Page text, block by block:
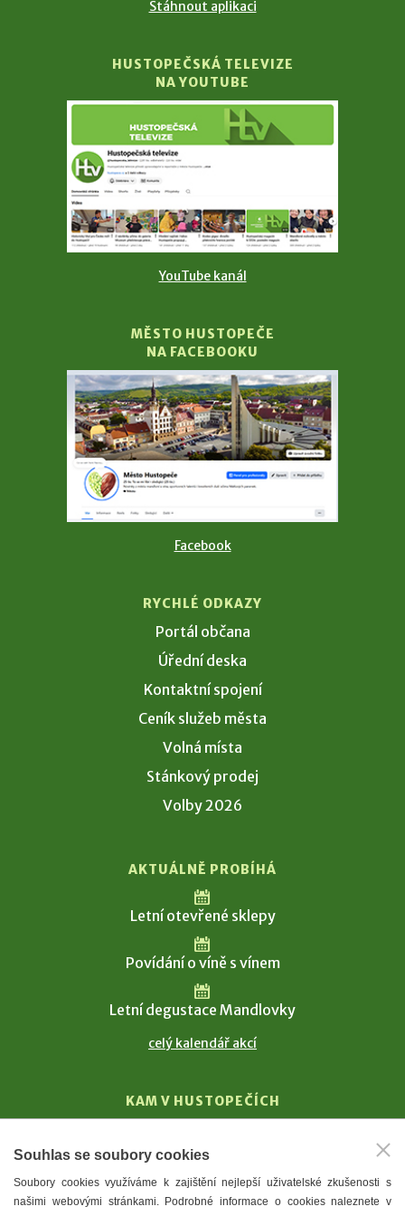
Stáhnout aplikaci
HUSTOPEČSKÁ TELEVIZE
NA YOUTUBE
YouTube kanál
MĚSTO HUSTOPEČE
NA FACEBOOKU
Facebook
RYCHLÉ ODKAZY
Portál občana
Úřední deska
Kontaktní spojení
Ceník služeb města
Volná místa
Stánkový prodej
Volby 2026
AKTUÁLNĚ PROBÍHÁ
Letní otevřené sklepy
Povídání o víně s vínem
Letní degustace Mandlovky
celý kalendář akcí
KAM V HUSTOPEČÍCH
T. G. Masaryk
Mandloně
Souhlas se soubory cookies
Soubory cookies využíváme k zajištění nejlepší uživatelské zkušenosti s
našimi webovými stránkami. Podrobné informace o cookies naleznete v